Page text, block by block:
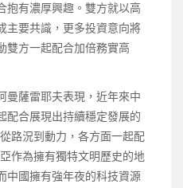
抱有濃厚興趣。雙方就以高
主要共識，更多投資意向將
雙方一起配合加倍務實高
曼薩雷耶夫表現，近年來中
配合展現出持續穩定發展的
路況到動力，各方面一起配
作為擁有獨特文明歷史的地
中國擁有強年夜的科技資源